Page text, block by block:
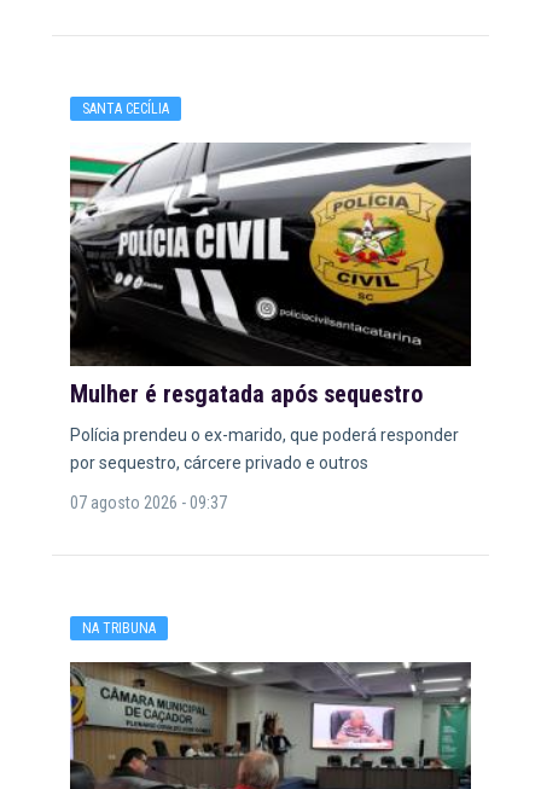
SANTA CECÍLIA
Mulher é resgatada após sequestro
Polícia prendeu o ex-marido, que poderá responder
por sequestro, cárcere privado e outros
07 agosto 2026 - 09:37
NA TRIBUNA